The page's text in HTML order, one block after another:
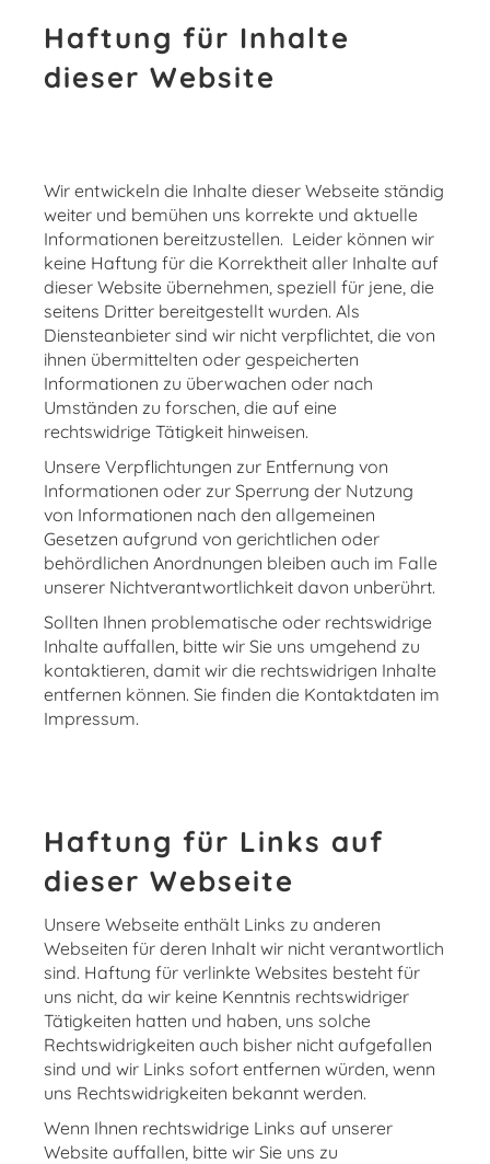
Haftung für Inhalte
dieser Website
Wir entwickeln die Inhalte dieser Webseite ständig
weiter und bemühen uns korrekte und aktuelle
Informationen bereitzustellen. Leider können wir
keine Haftung für die Korrektheit aller Inhalte auf
dieser Website übernehmen, speziell für jene, die
seitens Dritter bereitgestellt wurden. Als
Diensteanbieter sind wir nicht verpflichtet, die von
ihnen übermittelten oder gespeicherten
Informationen zu überwachen oder nach
Umständen zu forschen, die auf eine
rechtswidrige Tätigkeit hinweisen.
Unsere Verpflichtungen zur Entfernung von
Informationen oder zur Sperrung der Nutzung
von Informationen nach den allgemeinen
Gesetzen aufgrund von gerichtlichen oder
behördlichen Anordnungen bleiben auch im Falle
unserer Nichtverantwortlichkeit davon unberührt.
Sollten Ihnen problematische oder rechtswidrige
Inhalte auffallen, bitte wir Sie uns umgehend zu
kontaktieren, damit wir die rechtswidrigen Inhalte
entfernen können. Sie finden die Kontaktdaten im
Impressum.
Haftung für Links auf
dieser Webseite
Unsere Webseite enthält Links zu anderen
Webseiten für deren Inhalt wir nicht verantwortlich
sind. Haftung für verlinkte Websites besteht für
uns nicht, da wir keine Kenntnis rechtswidriger
Tätigkeiten hatten und haben, uns solche
Rechtswidrigkeiten auch bisher nicht aufgefallen
sind und wir Links sofort entfernen würden, wenn
uns Rechtswidrigkeiten bekannt werden.
Wenn Ihnen rechtswidrige Links auf unserer
Website auffallen, bitte wir Sie uns zu